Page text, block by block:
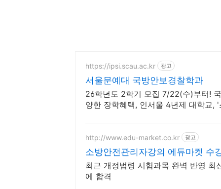
https://ipsi.scau.ac.kr 광고
서울문예대 국방안보경찰학과
26학년도 2학기 모집 7/22(수)부터!
양한 장학혜택, 인서울 4년제 대학교,
http://www.edu-market.co.kr 광고
소방안전관리자강의 에듀마켓 수
최근 개정법령 시험과목 완벽 반영 최
에 합격